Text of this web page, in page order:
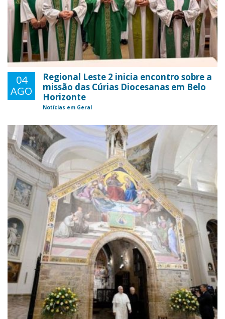
04
AGO
Regional Leste 2 inicia encontro sobre a
missão das Cúrias Diocesanas em Belo
Horizonte
Notícias em Geral